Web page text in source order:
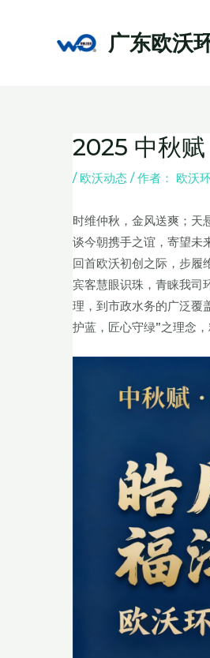
广东欧沃
2025 中秋
/ 欧沃动态 / 作者： 欧沃
时维仲秋，金风送爽；天
谈今朝携手之谊，寄望未
回首欧沃初创之际，步履
宾客慧眼识珠，青睐我
理，到市政水务的广泛覆
护蓝，匠心守绿”之理念
Post